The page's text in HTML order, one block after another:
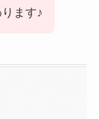
ます♪